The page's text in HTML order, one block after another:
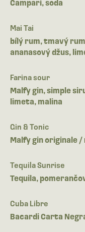
Campari, soda
Mai Tai
bílý rum, tmavý
ananasový džus,
Farina sour
Malfy gin, simple
limeta, malina
Gin & Tonic
Malfy gin originale
Tequila Sunrise
Tequila,
Cuba Libre
Bacardi Carta